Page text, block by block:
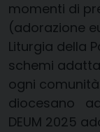
momenti di
(adorazione
Liturgia della
schemi
ogni
diocesano
DEUM 2025